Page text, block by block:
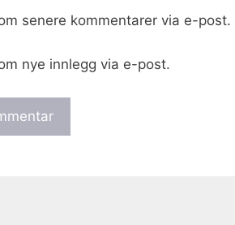
senere kommentarer via e-post.
nye innlegg via e-post.